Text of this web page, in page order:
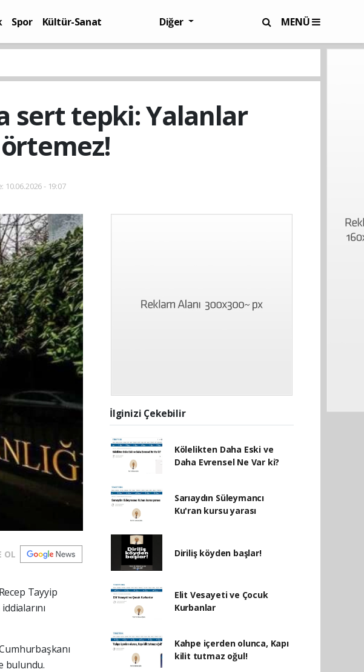
Spor
Kültür-Sanat
Diğer MENÜ
sert tepki: Yalanlar
10.06.2026 - 19:07
OL
Tayyip
bulundu.
İlginizi Çekebilir
Kölelikten Daha Eski ve
Daha Evrensel Ne Var ki?
Sarıaydın Süleymancı
Ku'ran kursu yarası
Diriliş köyden başlar!
Elit Vesayeti ve Çocuk
Kurbanlar
Kahpe içerden olunca, Kapı
kilit tutmaz oğul!